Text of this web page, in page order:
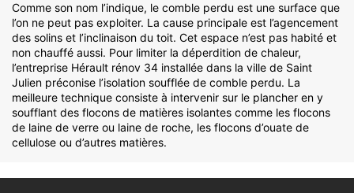
Comme son nom l’indique, le comble perdu est une surface que
l’on ne peut pas exploiter. La cause principale est l’agencement
des solins et l’inclinaison du toit. Cet espace n’est pas habité et
non chauffé aussi. Pour limiter la déperdition de chaleur,
l’entreprise Hérault rénov 34 installée dans la ville de Saint
Julien préconise l’isolation soufflée de comble perdu. La
meilleure technique consiste à intervenir sur le plancher en y
soufflant des flocons de matières isolantes comme les flocons
de laine de verre ou laine de roche, les flocons d’ouate de
cellulose ou d’autres matières.